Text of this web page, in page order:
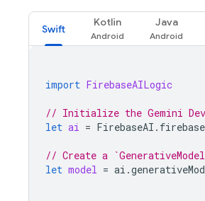
Swift
Kotlin Java
import FirebaseAILogic
// Initialize the Gemini
let ai = FirebaseAI .
// Create a
let model = ai .